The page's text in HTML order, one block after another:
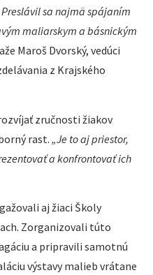
sa najmä spájaním
maliarskym a básnickým
Maroš Dvorský, vedúci
z Krajského
zručnosti žiakov
rast. „Je to aj priestor,
a konfrontovať ich
aj žiaci Školy
Zorganizovali túto
a pripravili samotnú
výstavy malieb vrátane